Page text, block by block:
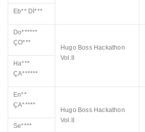
Eb** Dİ***
Do******
ÇO***
Hugo Boss Hackathon
Vol.II
Ha***
ÇA******
En**
ÇA*****
Hugo Boss Hackathon
Vol.II
Se****